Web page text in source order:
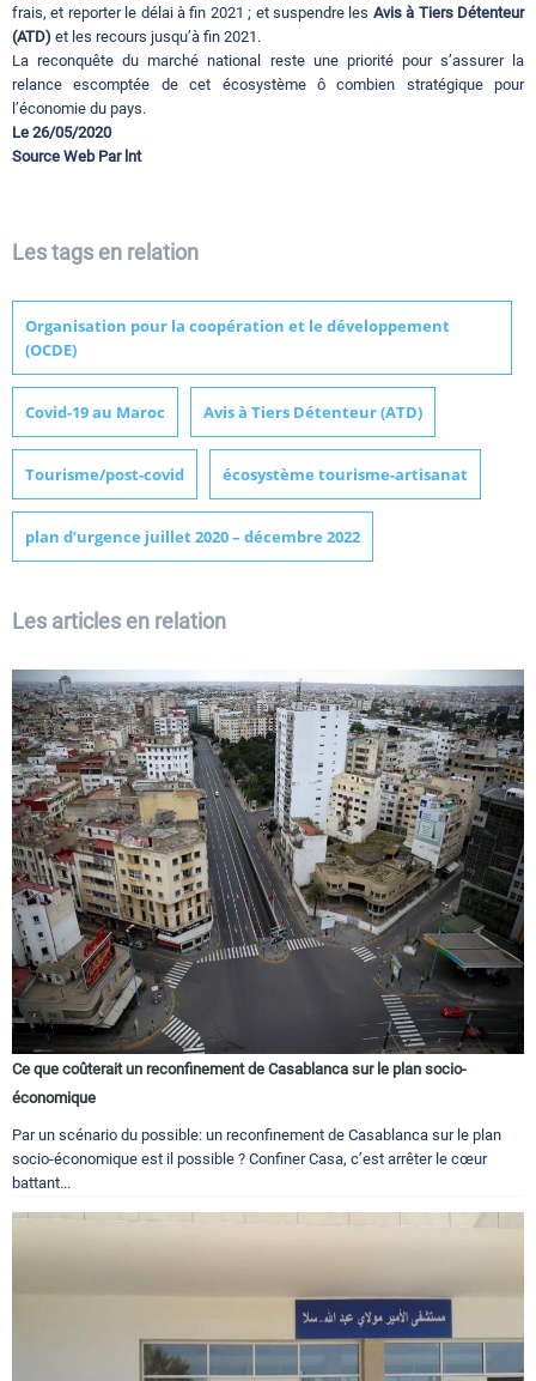
frais, et reporter le délai à fin 2021 ; et suspendre les Avis à Tiers Détenteur
(ATD) et les recours jusqu’à fin 2021.
La reconquête du marché national reste une priorité pour s’assurer la
relance escomptée de cet écosystème ô combien stratégique pour
l’économie du pays.
Le 26/05/2020
Source Web Par lnt
Les tags en relation
Organisation pour la coopération et le développement
(OCDE)
Covid-19 au Maroc Avis à Tiers Détenteur (ATD)
Tourisme/post-covid écosystème tourisme-artisanat
plan d’urgence juillet 2020 – décembre 2022
Les articles en relation
Ce que coûterait un reconfinement de Casablanca sur le plan socio-
économique
Par un scénario du possible: un reconfinement de Casablanca sur le plan
socio-économique est il possible ? Confiner Casa, c’est arrêter le cœur
battant...